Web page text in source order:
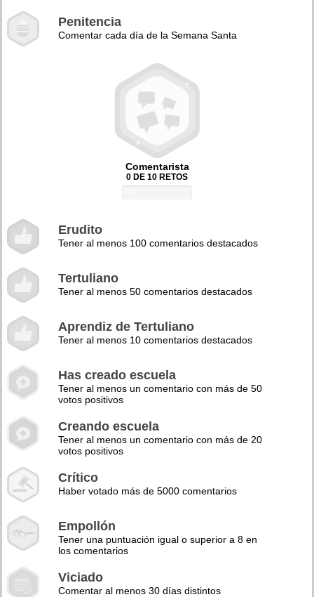
Penitencia
Comentar cada día de la Semana Santa
Comentarista
0 DE 10 RETOS
Erudito
Tener al menos 100 comentarios destacados
Tertuliano
Tener al menos 50 comentarios destacados
Aprendiz de Tertuliano
Tener al menos 10 comentarios destacados
Has creado escuela
Tener al menos un comentario con más de 50
votos positivos
Creando escuela
Tener al menos un comentario con más de 20
votos positivos
Crítico
Haber votado más de 5000 comentarios
Empollón
Tener una puntuación igual o superior a 8 en
los comentarios
Viciado
Comentar al menos 30 días distintos